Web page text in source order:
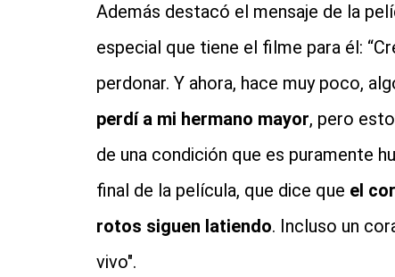
Además destacó el mensaje de la
especial que tiene el filme para él:
perdonar. Y ahora, hace muy poco,
perdí a mi hermano mayor, pero
de una condición que es puramente
final de la película, que dice que el
rotos siguen latiendo. Incluso un
vivo".